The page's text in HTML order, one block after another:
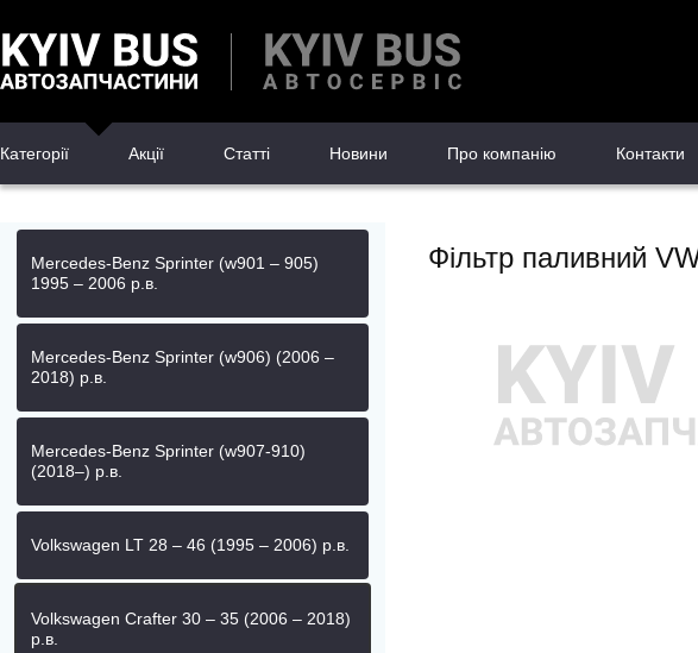
Категорії Акції Статті Новини Про компанію Контакти
Mercedes-Benz Sprinter (w901 – 905)
1995 – 2006 р.в.
Mercedes-Benz Sprinter (w906) (2006 –
2018) р.в.
Mercedes-Benz Sprinter (w907-910)
(2018–) р.в.
Volkswagen LT 28 – 46 (1995 – 2006) р.в.
Volkswagen Crafter 30 – 35 (2006 – 2018)
р.в.
Фільтр паливний